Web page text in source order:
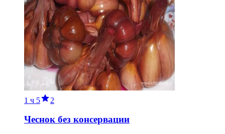
1 ч 5 2
Чеснок без консервации